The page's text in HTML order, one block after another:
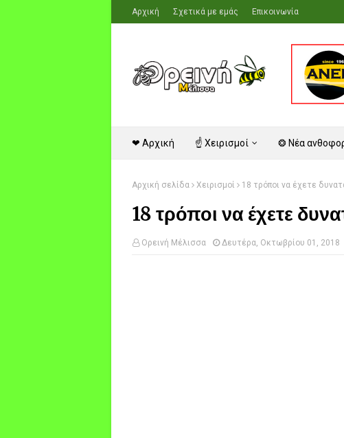
Αρχική Σχετικά με εμάς Επικοινωνία
❤ Αρχική ☝ Χειρισμοί ❂ Νέα
Αρχική σελίδα Χειρισμοί 18 τρόποι να έχετε
18 τρόποι να έχετε
Ορεινή Μέλισσα Δευτέρα, Οκτωβρίου 01, 2018